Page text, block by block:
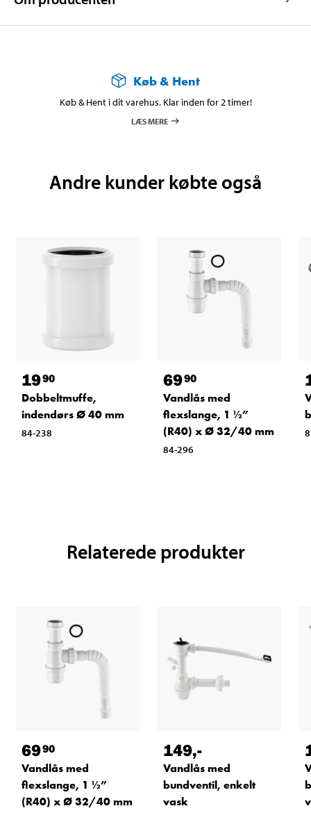
Køb & Hent
Køb & Hent i dit varehus. Klar inden for 2 timer!
LÆS MERE
Andre kunder købte også
1990
Dobbeltmuffe,
indendørs Ø 40 mm
84-238
6990
Vandlås med
flexslange, 1 ½”
(R40) x Ø 32/40 mm
84-296
Relaterede produkter
6990
Vandlås med
flexslange, 1 ½”
(R40) x Ø 32/40 mm
149,-
Vandlås med
bundventil, enkelt
vask